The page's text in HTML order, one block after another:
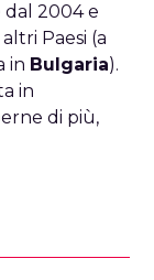
dal 2004 e
Paesi (a
in Bulgaria).
in
di più,